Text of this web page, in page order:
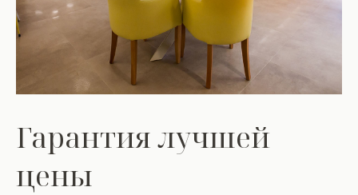
Гарантия лучшей
цены